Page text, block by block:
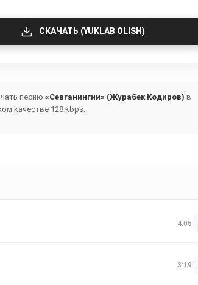
СКАЧАТЬ (YUKLAB OLISH)
песню «Севганингни» (Журабек Кодиров) в
качестве 128 kbps.
4:05
3:19